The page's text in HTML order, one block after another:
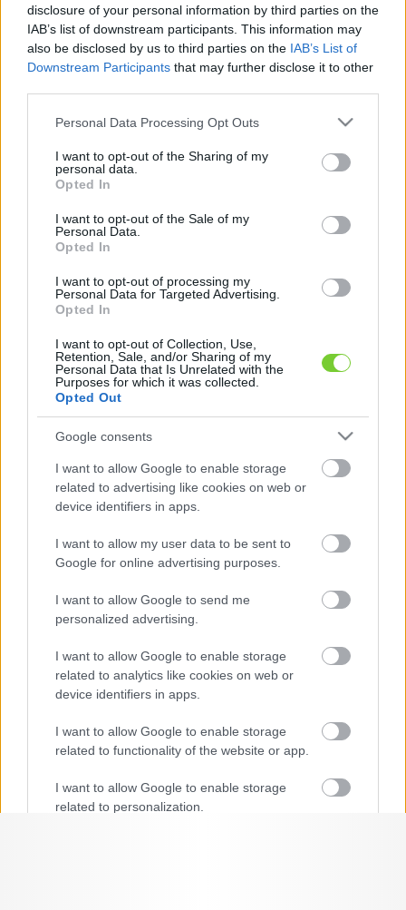
disclosure of your personal information by third parties on the
IAB’s list of downstream participants. This information may
also be disclosed by us to third parties on the IAB’s List of
Downstream Participants that may further disclose it to other
Please note that this website/app uses one or more Google
not limited to your visit or usage behaviour. You may click to
grant or deny consent to Google and its third-party tags to
use your data for below specified purposes in below Google
consent section.
Personal Data Processing Opt Outs
I want to opt-out of the Sharing of my
personal data.
Opted In
I want to opt-out of the Sale of my
Personal Data.
Opted In
I want to opt-out of processing my
Personal Data for Targeted Advertising.
Opted In
I want to opt-out of Collection, Use,
Retention, Sale, and/or Sharing of my
Personal Data that Is Unrelated with the
Purposes for which it was collected.
Opted Out
Google consents
I want to allow Google to enable storage
related to advertising like cookies on web or
device identifiers in apps.
I want to allow my user data to be sent to
Google for online advertising purposes.
I want to allow Google to send me
personalized advertising.
I want to allow Google to enable storage
related to analytics like cookies on web or
device identifiers in apps.
I want to allow Google to enable storage
related to functionality of the website or app.
I want to allow Google to enable storage
related to personalization.
Felhasználónév
rám
Elfelejtette jelszavát?
Bejelentkezés
faiskola.hu
Kertészeti, kerti termékek és szolgáltatások térképes
szaknévsora
MI A FAISKOLA.HU?
143
7
14
13
10
16
6
12
7
12
8
6
2
3
9
14
4
2
143
7
14
13
10
16
12
7
8
6
2
3
9
14
4
2